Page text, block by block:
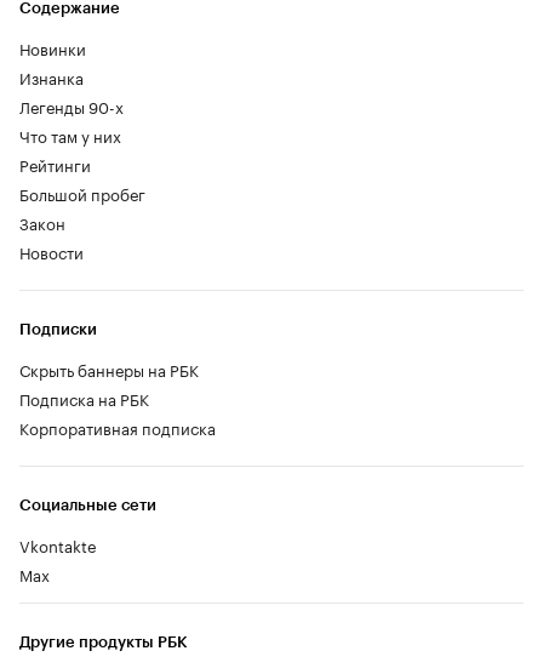
Содержание
Новинки
Изнанка
Легенды 90-х
Что там у них
Рейтинги
Большой пробег
Закон
Новости
Социальные сети
Vkontakte
Max
Другие продукты РБК
Подписки
Скрыть баннеры на РБК
Подписка на РБК
Корпоративная подписка